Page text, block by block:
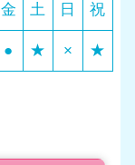
金 土 日 祝
● ★ × ★